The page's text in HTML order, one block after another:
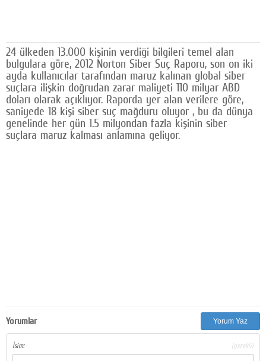
Karikatür
Youtube
Polemik
Reklam
24 ülkeden 13.000 kişinin verdiği bilgileri temel alan
bulgulara göre, 2012 Norton Siber Suç Raporu, son on iki
ayda kullanıcılar tarafından maruz kalınan global siber
suçlara ilişkin doğrudan zarar maliyeti 110 milyar ABD
doları olarak açıklıyor. Raporda yer alan verilere göre,
saniyede 18 kişi siber suç mağduru oluyor , bu da dünya
genelinde her gün 1.5 milyondan fazla kişinin siber
suçlara maruz kalması anlamına geliyor.
Yorumlar Yorum Yaz
İsim: (gerekli)